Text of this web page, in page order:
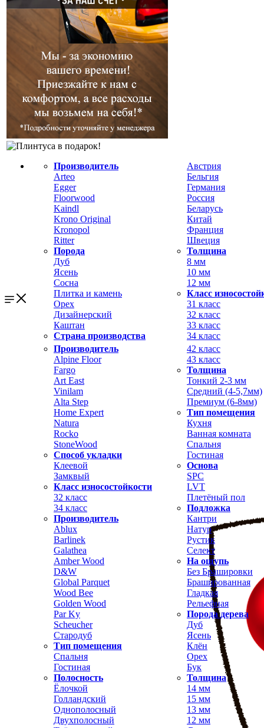
Производитель
Arteo
Egger
Floorwood
Kaindl
Krono Original
Kronopol
Ritter
Порода
Дуб
Ясень
Сосна
Плитка и камень
Орех
Дизайнерский
Каштан
Страна производства
Австрия
Бельгия
Германия
Россия
Беларусь
Китай
Франция
Швеция
Толщина
8 мм
10 мм
12 мм
Класс
31 класс
32 класс
33 класс
34 класс
Производитель
Alpine Floor
Fargo
Art East
Vinilam
Alta Step
Home Expert
Natura
Rocko
StoneWood
Способ укладки
Клеевой
Замквый
Класс износостойкости
32 класс
34 класс
42 класс
43 класс
Толщина
Тонкий 2-3 мм
Средний (4-5,7мм)
Премиум (6-8мм)
Тип помещения
Кухня
Ванная комната
Спальня
Гостиная
Основа
SPC
LVT
Плетёный пол
Подложка
Производитель
Ablux
Barlinek
Galathea
Amber Wood
D&W
Global Parquet
Wood Bee
Golden Wood
Par Ky
Scheucher
Стародуб
Тип помещения
Спальня
Гостиная
Полосность
Ёлочкой
Голландский
Однополосный
Двухполосный
Кантри
Натур
Рустик
Селект
На ощупь
Без Брашировки
Брашированная
Гладкая
Рельефная
Порода дерева
Дуб
Ясень
Клён
Орех
Бук
Толщина
14 мм
15 мм
13 мм
12 мм